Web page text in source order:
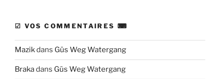
☑ VOS COMMENTAIRES ⌨
Mazikdans Güs Weg Watergang
Brakadans Güs Weg Watergang